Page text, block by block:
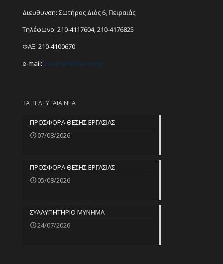
Διευθυνση: Σωτήρος Διός 6, Πειραιάς
Τηλέφωνο: 210-4117604,210-4176825
ΦΑΞ: 210-4100670
e-mail: peathen@otenet.gr
ΤΑ ΤΕΛΕΥΤΑΙΑ ΝΕΑ
ΠΡΟΣΦΟΡΑ ΘΕΣΗΣ ΕΡΓΑΣΙΑΣ
07/08/2026
ΠΡΟΣΦΟΡΑ ΘΕΣΗΣ ΕΡΓΑΣΙΑΣ
05/08/2026
ΣΥΛΛΥΠΗΤΗΡΙΟ ΜΥΝΗΜΑ
24/07/2026